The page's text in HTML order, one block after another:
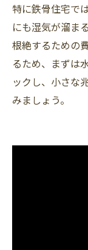
特に鉄骨住宅で
にも湿気が溜ま
根絶するための
るため、まずは
ックし、小さな
みましょう。